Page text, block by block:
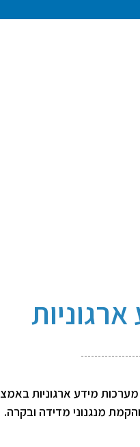
מידע ארגוניות
מנגנוני מדידה ובקרה.